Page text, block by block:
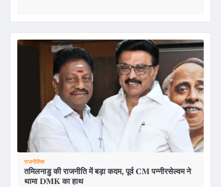
राजनीतिक
तमिलनाडु की राजनीति में बड़ा कदम, पूर्व CM पन्नीरसेल्वम ने
थामा DMK का हाथ